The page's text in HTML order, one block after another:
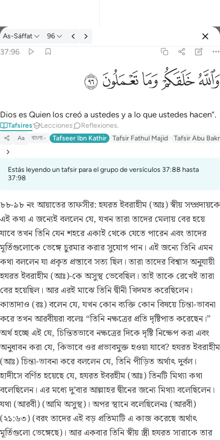
Tafsir: As-Sáffat 37:96
As-Sáffat 96
37:96
وَٱللَّهُ خَلَقَكُمْ وَمَا تَعْمَلُونَ ٩٦
ﲤﲥﲦﲧﲨ
Dios es Quien los creó a ustedes y a lo que ustedes hacen”.
Tafsires Lecciones Reflexiones.
Aa বাংলা Tafseer Ibn Kathir Tafsir Fathul Majid Tafsir Abu
Estás leyendo un tafsir para el grupo de versículos 37:88 hasta
37:98
৮৮-৯৮ নং আয়াতের তাফসীর:হযরত ইবরাহীম (আঃ) স্বীয় সম্প্রদায়কে
এই কথা এ জন্যেই বললেন যে, যখন তারা তাদের মেলায় বের হয়ে
যাবে তখন তিনি যেন শহরে একাই থেকে যেতে পারেন এবং তাদের
মূর্তিগুলোকে ভেঙ্গে চুরমার করার সুযোগ পান। এই জন্যে তিনি এমন
কথা বললেন যা প্রকৃত প্রস্তাবে সত্য ছিল। তারা তাদের বিশ্বাস অনুযায়ী
হযরত ইবরাহীম (আঃ)-কে অসুস্থ ভেবেছিল। তাই তাকে রেখেই তারা
বের হয়েছিল। আর এরই মাঝে তিনি দ্বীনী খিদমত করেছিলেন।
কাতাদাও (রঃ) বলেন যে, যখন কোন ব্যক্তি কোন বিষয়ে চিন্তা-ভাবনা
করে তখন আরবীয়রা বলেঃ “তিনি নক্ষত্রের প্রতি দৃষ্টিপাত করেছেন।”
অর্থ হচ্ছে এই যে, চিন্তিতভাবে নক্ষত্রের দিকে দৃষ্টি নিক্ষেপ করা এবং
অনুধাবন করা যে, কিভাবে ওর প্রভাবমুক্ত হওয়া যাবে? হযরত ইবরাহীম
(আঃ) চিন্তা-ভাবনা করে বললেন যে, তিনি পীড়িত অর্থাৎ দুর্বল।
হাদীসে বর্ণিত হয়েছে যে, হযরত ইবরহীম (আঃ) তিনটি মিথ্যা কথা
বলেছিলেন। এর মধ্যে দু’বার আল্লাহর দ্বীনের জন্যে মিথ্যা বলেছিলেন।
যথা (আরবী) (আমি অসুস্থ)। অপর স্থানে বলেছিলেনঃ (আরবী)
(২১:৬৩) (বরং তাদের এই বড় প্রতিমাটি এ কাজ করেছে অর্থাৎ
মূর্তিগুলো ভেঙ্গেছে)। আর একবার তিনি স্বীয় স্ত্রী হযরত সারাকে তার